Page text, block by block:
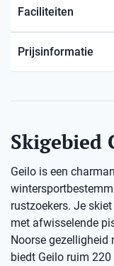
Faciliteiten
Prijsinformatie
Skigebied
Geilo is een
rustzoekers. Je
met afwisselende
Noorse gezelligheid
biedt Geilo ruim